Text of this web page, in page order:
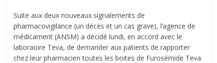
Suite aux deux nouveaux signalements de
pharmacovigilance (un décès et un cas grave), l’agence de
médicament (ANSM) a décidé lundi, en accord avec le
laboraoire Teva, de demander aux patients de rapporter
chez leur pharmacien toutes les boites de Furosémide Teva